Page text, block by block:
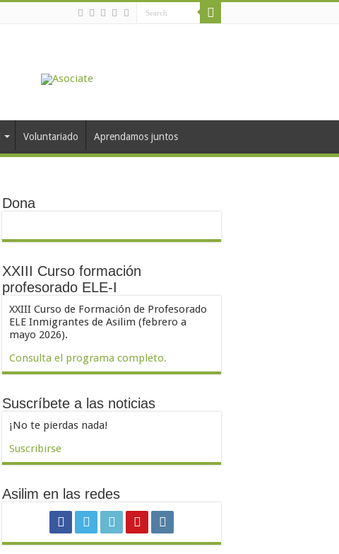
Voluntariado Aprendamos juntos
Dona
XXIII Curso formación
profesorado ELE-I
XXIII Curso de Formación de Profesorado
ELE Inmigrantes de Asilim (febrero a
mayo 2026).
Consulta el programa completo.
Suscríbete a las noticias
¡No te pierdas nada!
Suscribirse
Asilim en las redes